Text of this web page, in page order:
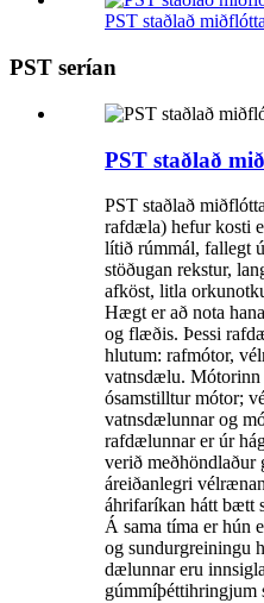
PST staðlað
PST serían
PST staðlað
PST staðlað
rafdæla) hefur kosti
lítið rúmmál, fallegt
stöðugan rekstur,
afköst, litla
Hægt er að nota
og flæðis. Þessi
hlutum: rafmótor,
vatnsdælu. Mótorinn
ósamstilltur mótor;
vatnsdælunnar og
rafdælunnar er úr
verið
áreiðanlegri
áhrifaríkan hátt bætt
Á sama tíma er hún
og sundurgreiningu
dælunnar eru
gúmmíþéttihringjum